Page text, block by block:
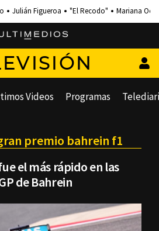
Julián Figueroa "El Recodo" Mariana
Videos Programas
premio bahrein f1
el más rápido en las
de Bahrein